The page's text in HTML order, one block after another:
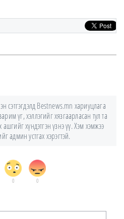
сэтгэгдэлд Bestnews.mn хариуцлага
үг, хэллэгийг хязгаарласан тул та
хүндэтгэн үзнэ үү. Хэм хэмжээ
админ устгах хэрэгтэй.
0 0